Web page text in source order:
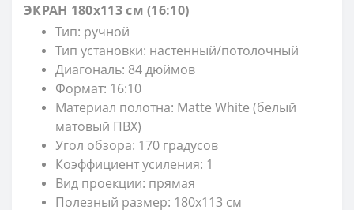
ЭКРАН 180х113 см (16:10)
Тип: ручной
Тип установки: настенный/потолочный
Диагональ: 84 дюймов
Формат: 16:10
Материал полотна: Matte White (белый
матовый ПВХ)
Угол обзора: 170 градусов
Коэффициент усиления: 1
Вид проекции: прямая
Полезный размер: 180х113 см